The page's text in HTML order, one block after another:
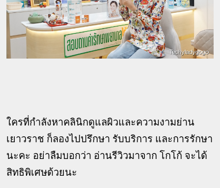
ใครที่กำลังหาคลินิกดูแลผิวและความงามย่าน
เยาวราช ก็ลองไปปรึกษา รับบริการ และการรักษา
นะคะ อย่าลืมบอกว่า อ่านรีวิวมาจาก โกโก้ จะได้
สิทธิพิเศษด้วยนะ